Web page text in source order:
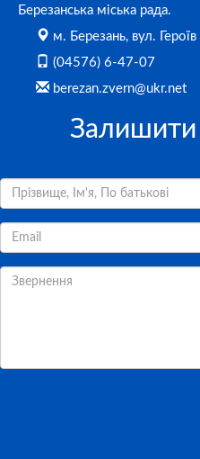
Березанська міська рада.
м. Березань, вул.
(04576) 6-47-07
berezan.zvern@ukr.net
Залишити